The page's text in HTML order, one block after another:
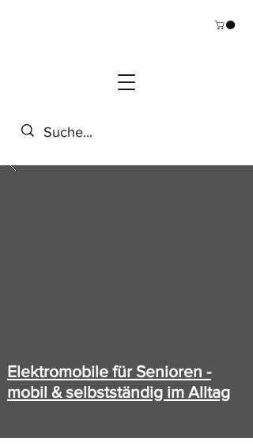
Elektromobile für Senioren -
mobil & selbstständig im Alltag